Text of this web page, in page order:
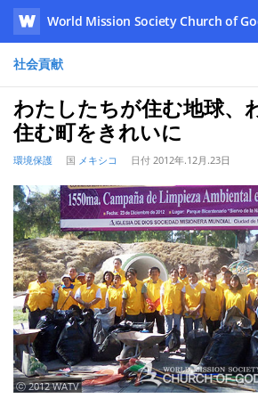
WATV
World Mission Society Church of
社会貢献
わたしたちが住む地球、
住む町をきれいに
環境保護 国 メキシコ 日付 2012年.12月.23日
ⓒ 2012 WATV